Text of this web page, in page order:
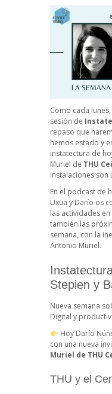
Como cada
sesión de
repaso que
hemos estado y
instatectura de
Muriel de THU
instalaciones
En el podcast de
Uxua y Darío os
las actividades
también las
semana, con la
Antonio Muriel.
Stepien y
Nueva semana
Digital y
Hoy Darío
con una nueva
Muriel de THU
THU y el